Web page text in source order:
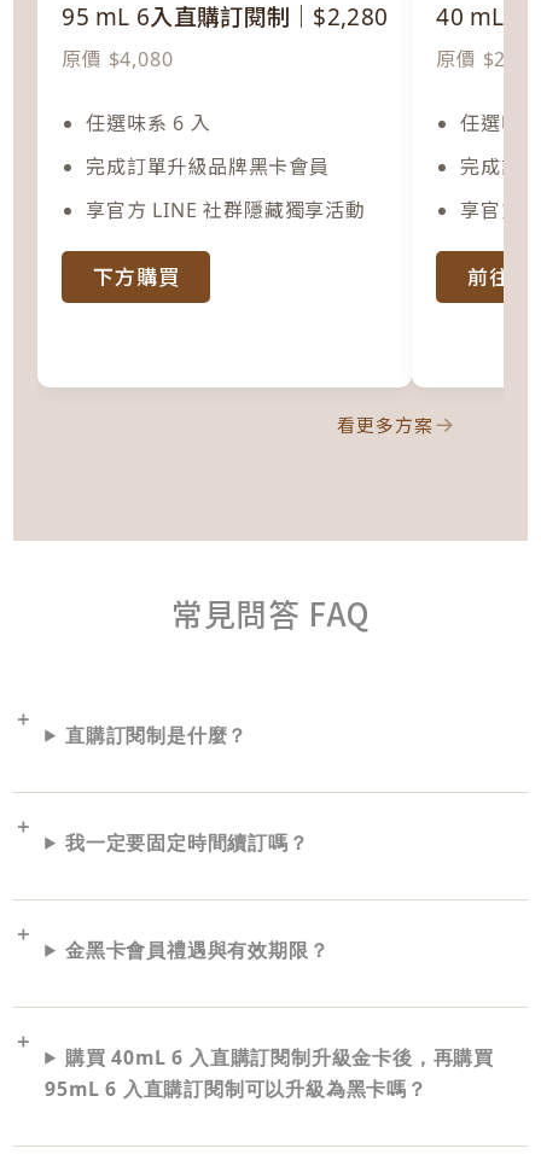
95 mL 6入直購訂閱制｜$2,280
原價 $4,080
任選味系 6 入
完成訂單升級品牌黑卡會員
享官方 LINE 社群隱藏獨享活動
下方購買
40 mL 6
原價
任選味
完成訂
享官方
前往購
看更多方案 →
常見問答 FAQ
直購訂閱制是什麼？
我一定要固定時間續訂嗎？
金黑卡會員禮遇與有效期限？
購買 40mL 6 入直購訂閱制升級金卡後，再購買
95mL 6 入直購訂閱制可以升級為黑卡嗎？